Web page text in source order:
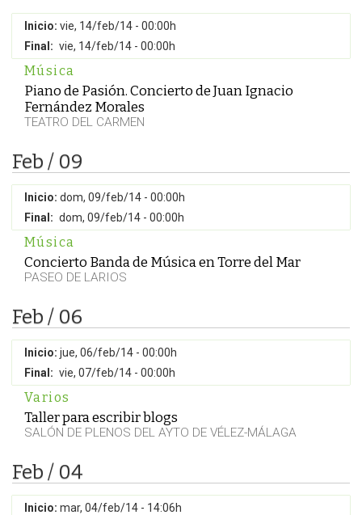
Inicio: vie, 14/feb/14 - 00:00h
Final: vie, 14/feb/14 - 00:00h
Música
Piano de Pasión. Concierto de Juan Ignacio
Fernández Morales
TEATRO DEL CARMEN
Feb / 09
Inicio: dom, 09/feb/14 - 00:00h
Final: dom, 09/feb/14 - 00:00h
Música
Concierto Banda de Música en Torre del Mar
PASEO DE LARIOS
Feb / 06
Inicio: jue, 06/feb/14 - 00:00h
Final: vie, 07/feb/14 - 00:00h
Varios
Taller para escribir blogs
SALÓN DE PLENOS DEL AYTO DE VÉLEZ-MÁLAGA
Feb / 04
Inicio: mar, 04/feb/14 - 14:06h